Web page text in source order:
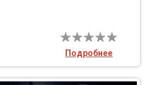
Подробнее